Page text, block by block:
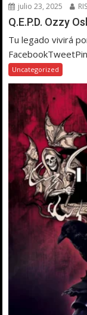
julio 23, 2025
Q.E.P.D. Ozzy
Tu legado vivirá
FacebookTweetPin
Uncategorized